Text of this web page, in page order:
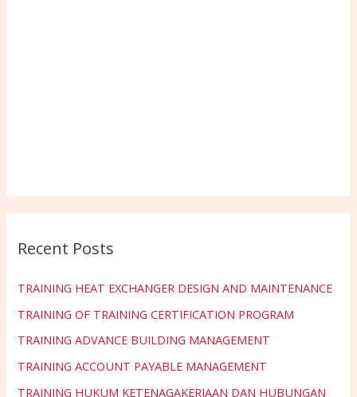
Recent Posts
TRAINING HEAT EXCHANGER DESIGN AND MAINTENANCE
TRAINING OF TRAINING CERTIFICATION PROGRAM
TRAINING ADVANCE BUILDING MANAGEMENT
TRAINING ACCOUNT PAYABLE MANAGEMENT
TRAINING HUKUM KETENAGAKERJAAN DAN HUBUNGAN